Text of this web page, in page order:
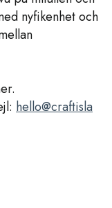
nyfikenhet och
hello@craftisla